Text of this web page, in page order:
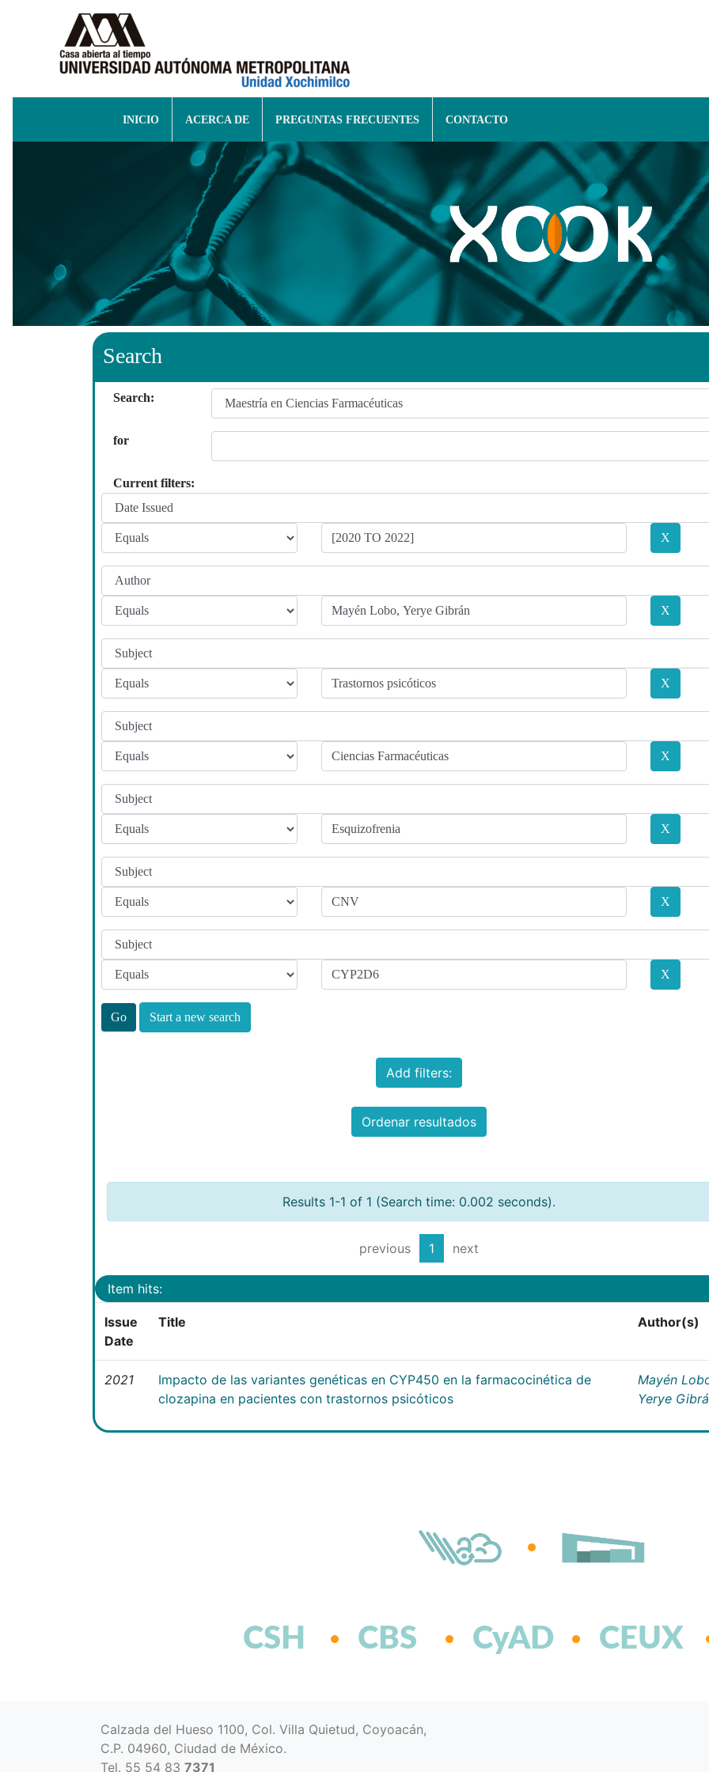
INICIO ACERCA DE PREGUNTAS FRECUENTES CONTACTO
Search
Search:
for
Current filters:
Start a new search
Add filters:
Ordenar resultados
Results 1-1 of 1 (Search time: 0.002 seconds).
previous 1 next
Item hits:
Issue
Date
Title Author(s)
2021
Impacto de las variantes genéticas en CYP450 en la farmacocinética de
clozapina en pacientes con trastornos psicóticos
Mayén
Yerye
CSH CBS CyAD CEUX
Calzada del Hueso 1100, Col. Villa Quietud, Coyoacán,
C.P. 04960, Ciudad de México.
Tel. 55 54 83 7371